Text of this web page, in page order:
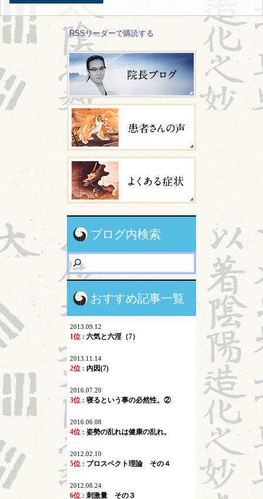
RSSリーダーで購読する
ブログ内検索
おすすめ記事一覧
2013.09.12
1位 : 六気と六淫（7）
2013.11.14
2位 : 内因(7)
2016.07.20
3位 : 寝るという事の必然性。②
2016.06.08
4位 : 姿勢の乱れは健康の乱れ。
2012.02.10
5位 : プロスペクト理論 その４
2012.08.24
6位 : 刺激量 その３